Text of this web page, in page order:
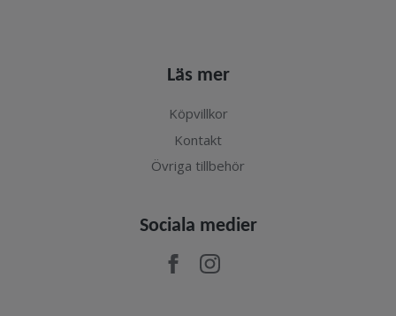
Läs mer
Köpvillkor
Kontakt
Övriga tillbehör
Sociala medier